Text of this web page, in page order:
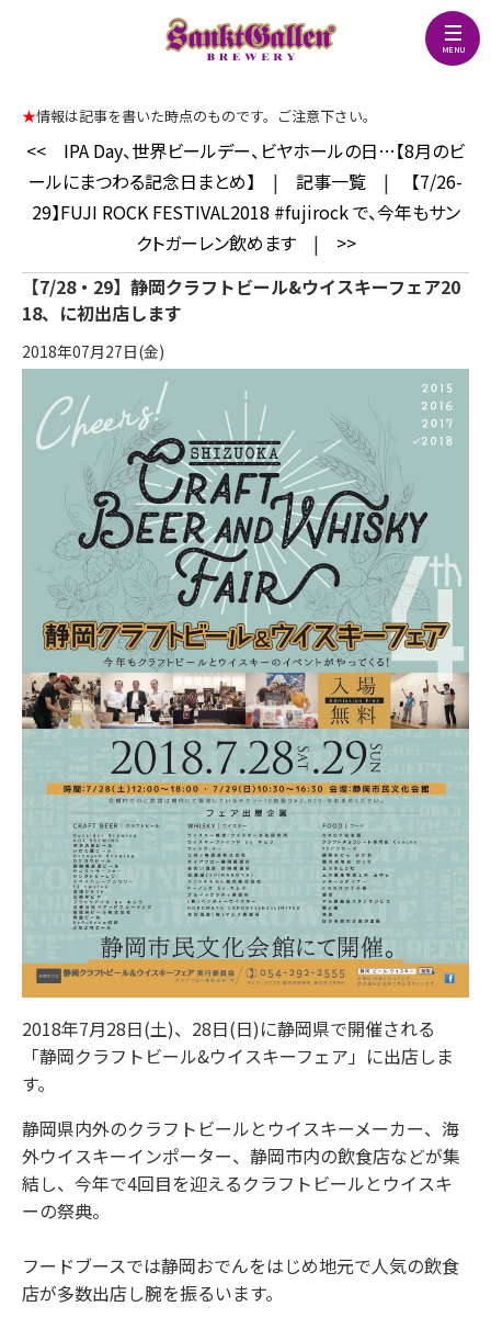
★情報は記事を書いた時点のものです。ご注意下さい。
<<
IPA Day、世界ビールデー、ビヤホールの日…【8月のビ
ールにまつわる記念日まとめ】 | 記事一覧 |
【7/26-
29】FUJI ROCK FESTIVAL2018 #fujirock で、今年もサン
クトガーレン飲めます| >>
【7/28・29】静岡クラフトビール&ウイスキーフェア20
18、に初出店します
2018年07月27日(金)
2018年7月28日(土)、28日(日)に静岡県で開催される
「静岡クラフトビール&ウイスキーフェア」に出店しま
す。
静岡県内外のクラフトビールとウイスキーメーカー、海
外ウイスキーインポーター、静岡市内の飲食店などが集
結し、今年で4回目を迎えるクラフトビールとウイスキ
ーの祭典。
フードブースでは静岡おでんをはじめ地元で人気の飲食
店が多数出店し腕を振るいます。